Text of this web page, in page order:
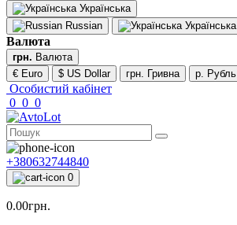
Українська
Russian
Українська
Валюта
грн. Валюта
€ Euro
$ US Dollar грн. Гривна р. Рубль
Особистий кабінет
0 0 0
+380632744840
0
0.00грн.